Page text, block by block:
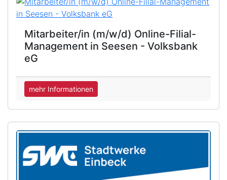
Mitarbeiter/in (m/w/d) Online-Filial-
Management in Seesen - Volksbank
eG
mehr Informationen